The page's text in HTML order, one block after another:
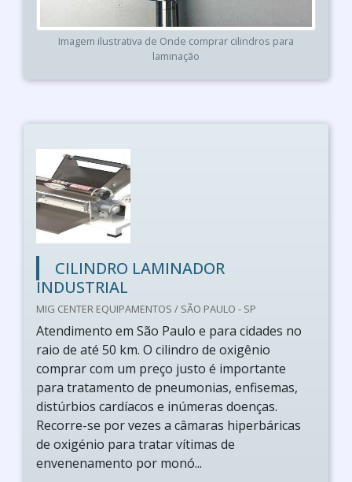
Imagem ilustrativa de Onde comprar cilindros para
laminação
CILINDRO LAMINADOR
INDUSTRIAL
MIG CENTER EQUIPAMENTOS / SÃO PAULO - SP
Atendimento em São Paulo e para cidades no
raio de até 50 km. O cilindro de oxigênio
comprar com um preço justo é importante
para tratamento de pneumonias, enfisemas,
distúrbios cardíacos e inúmeras doenças.
Recorre-se por vezes a câmaras hiperbáricas
de oxigénio para tratar vítimas de
envenenamento por monó...